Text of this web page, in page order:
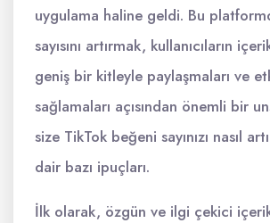
uygulama haline geldi. Bu
sayısını artırmak, kullanıcıların
geniş bir kitleyle paylaşmaları ve
sağlamaları açısından önemli bir
size TikTok beğeni sayınızı nasıl
dair bazı ipuçları.
İlk olarak, özgün ve ilgi çekici